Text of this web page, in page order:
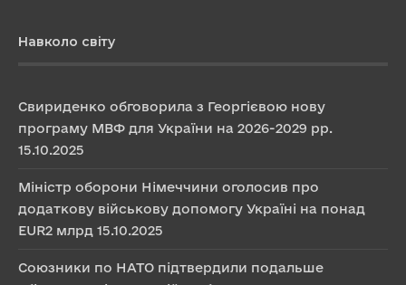
Навколо світу
Свириденко обговорила з Георгієвою нову
програму МВФ для України на 2026-2029 рр.
15.10.2025
Міністр оборони Німеччини оголосив про
додаткову військову допомогу Україні на понад
EUR2 млрд 15.10.2025
Союзники по НАТО підтвердили подальше